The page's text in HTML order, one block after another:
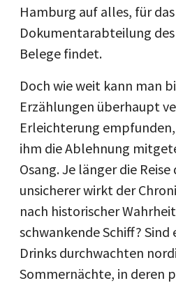
Hamburg auf alles, für
Dokumentarabteilung des
Belege findet.
Doch wie weit kann man
Erzählungen überhaupt
Erleichterung
ihm die Ablehnung
Osang. Je länger die
unsicherer wirkt der
nach historischer
schwankende Schiff?
Drinks durchwachten
Sommernächte, in deren